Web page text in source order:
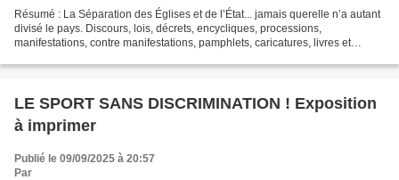
Résumé : La Séparation des Églises et de l’État... jamais querelle n’a autant
divisé le pays. Discours, lois, décrets, encycliques, processions,
manifestations, contre manifestations, pamphlets, caricatures, livres et
LE SPORT SANS DISCRIMINATION ! Exposition
à imprimer
Publié le 09/09/2025 à 20:57
Par